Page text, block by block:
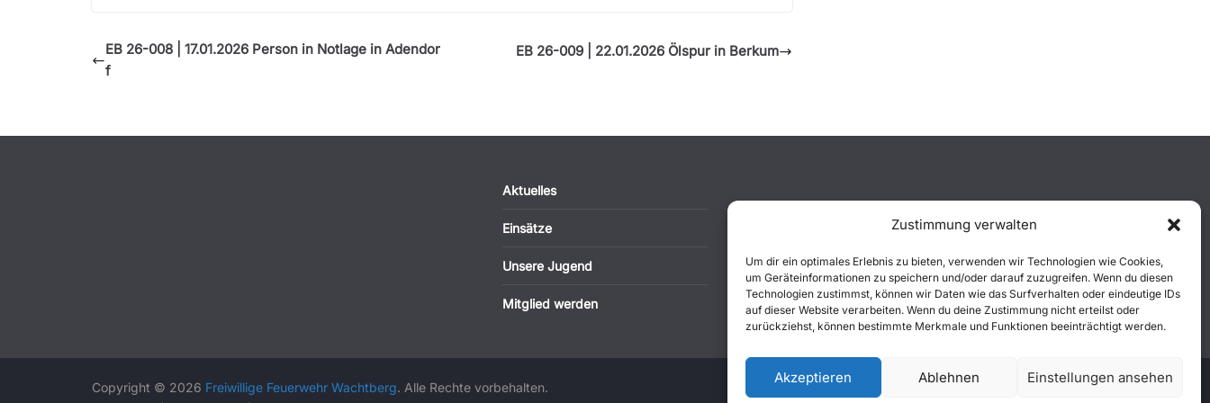
Zustimmung verwalten
Um dir ein optimales Erlebnis zu bieten, verwenden wir Technologien wie Cookies,
um Geräteinformationen zu speichern und/oder darauf zuzugreifen. Wenn du diesen
Technologien zustimmst, können wir Daten wie das Surfverhalten oder eindeutige IDs
auf dieser Website verarbeiten. Wenn du deine Zustimmung nicht erteilst oder
zurückziehst, können bestimmte Merkmale und Funktionen beeinträchtigt werden.
Akzeptieren Ablehnen Einstellungen ansehen
EB 26-008 | 17.01.2026 Person in Notlage in Adendor
f
EB 26-009 | 22.01.2026 Ölspur in Berkum
Aktuelles
Einsätze
Unsere Jugend
Mitglied werden
Copyright © 2026 Freiwillige Feuerwehr Wachtberg. Alle Rechte vorbehalten.